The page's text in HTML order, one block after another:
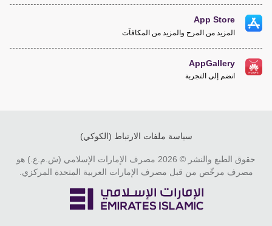
App Store
المزيد من المرح والمزيد من المكافآت
AppGallery
انضم إلى التجربة
سياسة ملفات الارتباط (الكوكي)
حقوق الطبع والنشر © 2026 مصرف الإمارات الإسلامي (ش.م.ع.) هو
مصرف مرخّص من قبل مصرف الإمارات العربية المتحدة المركزي.